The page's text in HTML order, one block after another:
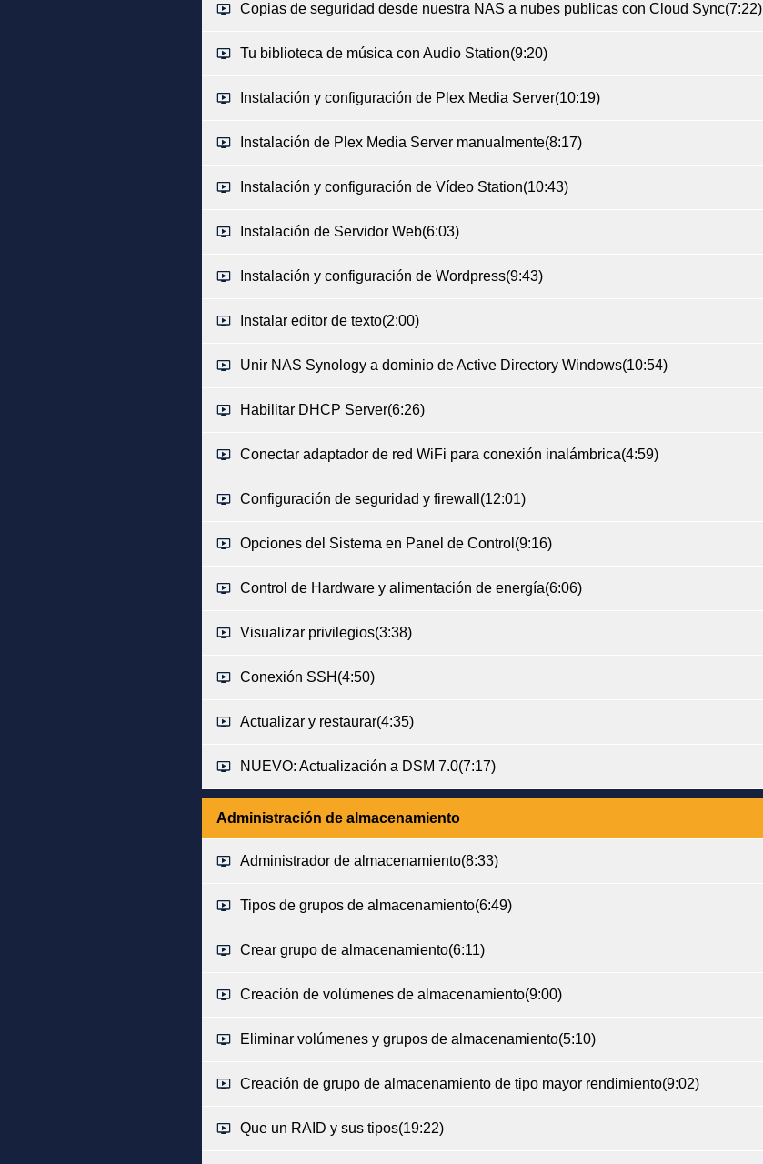
Copias de seguridad desde nuestra NAS a nubes publicas con Cloud Sync(7:22)
Tu biblioteca de música con Audio Station(9:20)
Instalación y configuración de Plex Media Server(10:19)
Instalación de Plex Media Server manualmente(8:17)
Instalación y configuración de Vídeo Station(10:43)
Instalación de Servidor Web(6:03)
Instalación y configuración de Wordpress(9:43)
Instalar editor de texto(2:00)
Unir NAS Synology a dominio de Active Directory Windows(10:54)
Habilitar DHCP Server(6:26)
Conectar adaptador de red WiFi para conexión inalámbrica(4:59)
Configuración de seguridad y firewall (12:01)
Opciones del Sistema en Panel de Control (9:16)
Control de Hardware y alimentación de energía(6:06)
Visualizar privilegios(3:38)
Conexión SSH (4:50)
Actualizar y restaurar(4:35)
NUEVO: Actualización a DSM 7.0(7:17)
Administración de almacenamiento
Administrador de almacenamiento(8:33)
Tipos de grupos de almacenamiento(6:49)
Crear grupo de almacenamiento(6:11)
Creación de volúmenes de almacenamiento(9:00)
Eliminar volúmenes y grupos de almacenamiento(5:10)
Creación de grupo de almacenamiento de tipo mayor rendimiento(9:02)
Que un RAID y sus tipos(19:22)